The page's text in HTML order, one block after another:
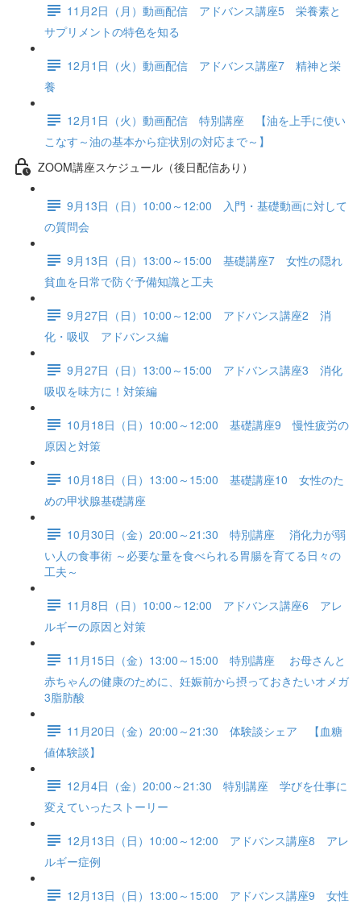
11月2日（月）動画配信 アドバンス講座5 栄養素と
サプリメントの特色を知る
12月1日（火）動画配信 アドバンス講座7 精神と栄
養
12月1日（火）動画配信 特別講座 【油を上手に使い
こなす～油の基本から症状別の対応まで～】
ZOOM講座スケジュール（後日配信あり）
9月13日（日）10:00～12:00 入門・基礎動画に対して
の質問会
9月13日（日）13:00～15:00 基礎講座7 女性の隠れ
貧血を日常で防ぐ予備知識と工夫
9月27日（日）10:00～12:00 アドバンス講座2 消
化・吸収 アドバンス編
9月27日（日）13:00～15:00 アドバンス講座3 消化
吸収を味方に！対策編
10月18日（日）10:00～12:00 基礎講座9 慢性疲労の
原因と対策
10月18日（日）13:00～15:00 基礎講座10 女性のた
めの甲状腺基礎講座
10月30日（金）20:00～21:30 特別講座 消化力が弱
い人の食事術 ～必要な量を食べられる胃腸を育てる日々の
工夫～
11月8日（日）10:00～12:00 アドバンス講座6 アレ
ルギーの原因と対策
11月15日（金）13:00～15:00 特別講座 お母さんと
赤ちゃんの健康のために、妊娠前から摂っておきたいオメガ
3脂肪酸
11月20日（金）20:00～21:30 体験談シェア 【血糖
値体験談】
12月4日（金）20:00～21:30 特別講座 学びを仕事に
変えていったストーリー
12月13日（日）10:00～12:00 アドバンス講座8 アレ
ルギー症例
12月13日（日）13:00～15:00 アドバンス講座9 女性